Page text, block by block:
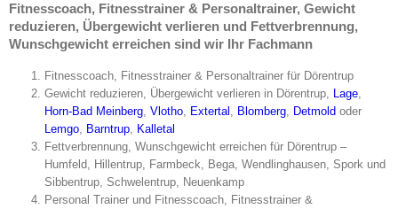
Fitnesscoach, Fitnesstrainer & Personaltrainer, Gewicht
reduzieren, Übergewicht verlieren und Fettverbrennung,
Wunschgewicht erreichen sind wir Ihr Fachmann
Fitnesscoach, Fitnesstrainer & Personaltrainer für Dörentrup
Gewicht reduzieren, Übergewicht verlieren in Dörentrup, Lage
Horn-Bad Meinberg Vlotho Extertal Blomberg Detmold oder
Lemgo Barntrup Kalletal
Fettverbrennung, Wunschgewicht erreichen für Dörentrup –
Humfeld, Hillentrup, Farmbeck, Bega, Wendlinghausen, Spork und
Sibbentrup, Schwelentrup, Neuenkamp
Personal Trainer und Fitnesscoach, Fitnesstrainer &